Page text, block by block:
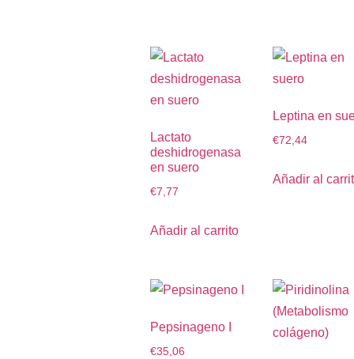
Lactato
deshidrogenasa
en suero
€7,77
Añadir al carrito
Leptina en
€72,44
Añadir al
Pepsinageno I
€35,06